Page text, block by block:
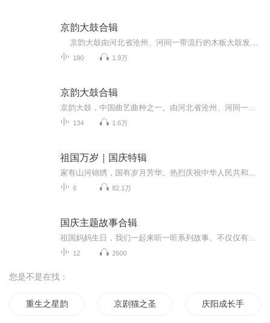
京韵大鼓合辑
190 1.9万
京韵大鼓合辑
134 1.6万
祖国万岁｜国庆特辑
6 82.1万
国庆主题故事合辑
12 2600
您是不是在找：
重生之星韵 京剧猫之圣韵学院 庆阳成长手札